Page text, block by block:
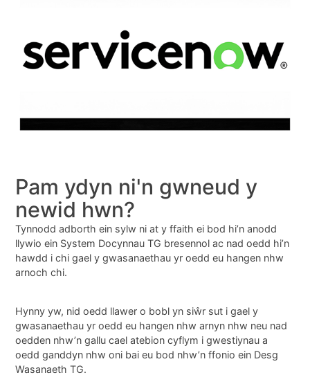
Pam ydyn ni'n gwneud y
newid hwn?
Tynnodd adborth ein sylw ni at y ffaith ei bod hi’n anodd
llywio ein System Docynnau TG bresennol ac nad oedd hi’n
hawdd i chi gael y gwasanaethau yr oedd eu hangen nhw
arnoch chi.
Hynny yw, nid oedd llawer o bobl yn siŵr sut i gael y
gwasanaethau yr oedd eu hangen nhw arnyn nhw neu nad
oedden nhw’n gallu cael atebion cyflym i gwestiynau a
oedd ganddyn nhw oni bai eu bod nhw’n ffonio ein Desg
Wasanaeth TG.